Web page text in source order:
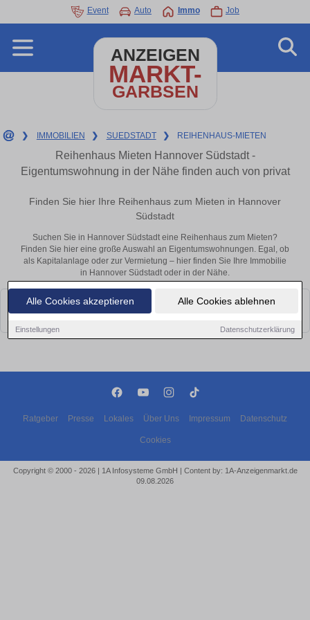
Alle Cookies akzeptieren Alle Cookies ablehnen
Einstellungen Datenschutzerklärung
Event Auto Immo Job
ANZEIGEN
MARKT-
GARBSEN
❯ IMMOBILIEN ❯ SUEDSTADT ❯ REIHENHAUS-MIETEN
Reihenhaus Mieten Hannover Südstadt -
Eigentumswohnung in der Nähe finden auch von privat
Finden Sie hier Ihre Reihenhaus zum Mieten in Hannover
Südstadt
Suchen Sie in Hannover Südstadt eine Reihenhaus zum Mieten?
Finden Sie hier eine große Auswahl an Eigentumswohnungen. Egal, ob
als Kapitalanlage oder zur Vermietung – hier finden Sie Ihre Immobilie
in Hannover Südstadt oder in der Nähe.
Leider konnten wir derzeit keine passenden Objekte finden. Schauen Sie
bald wieder vorbei!
Ratgeber Presse Lokales Über Uns Impressum Datenschutz
Cookies
Copyright © 2000 - 2026 | 1A Infosysteme GmbH | Content by: 1A-Anzeigenmarkt.de
09.08.2026